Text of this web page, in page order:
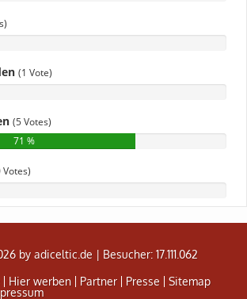
by adiceltic.de | Besucher: 17.111.062
Hier werben Partner Presse
Sitemap